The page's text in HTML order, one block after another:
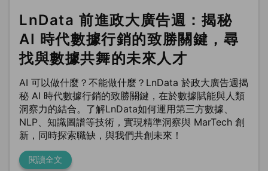
LnData 前進政大廣告週：揭秘
AI 時代數據行銷的致勝關鍵，尋
找與數據共舞的未來人才
AI 可以做什麼？不能做什麼？LnData 於政大廣告週揭
秘 AI 時代數據行銷的致勝關鍵，在於數據賦能與人類
洞察力的結合。了解LnData如何運用第三方數據、
NLP、知識圖譜等技術，實現精準洞察與 MarTech 創
新，同時探索職缺，與我們共創未來！
閱讀全文